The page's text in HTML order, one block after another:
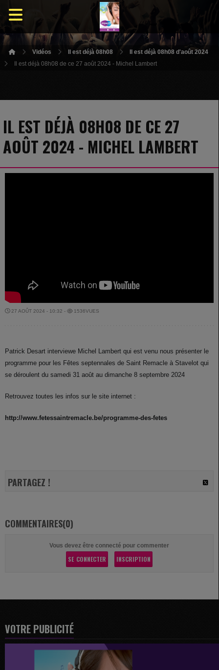
Vidéos Il est déjà 08h08
Il est déjà 08h08 d'août 2024
Il est déjà 08h08 de ce 27 août 2024 - Michel Lambert
IL EST DÉJÀ 08H08 DE CE 27
AOÛT 2024 - MICHEL LAMBERT
27 AOÛT 2024 - 10:32 - 1536VUES
Patrick Desart interviewe Michel Lambert qui est venu nous présenter le
programme pour les Fêtes septennales de Saint Remacle à Stavelot qui
se déroulent du samedi 31 août au dimanche 8 septembre 2024
Retrouvez toutes les infos sur le site internet :
http://www.fetessaintremacle.be/programme-des-fetes
PARTAGEZ !
COMMENTAIRES(0)
Vous devez être connecté pour commenter
SE CONNECTER INSCRIPTION
VOTRE PUBLICITÉ